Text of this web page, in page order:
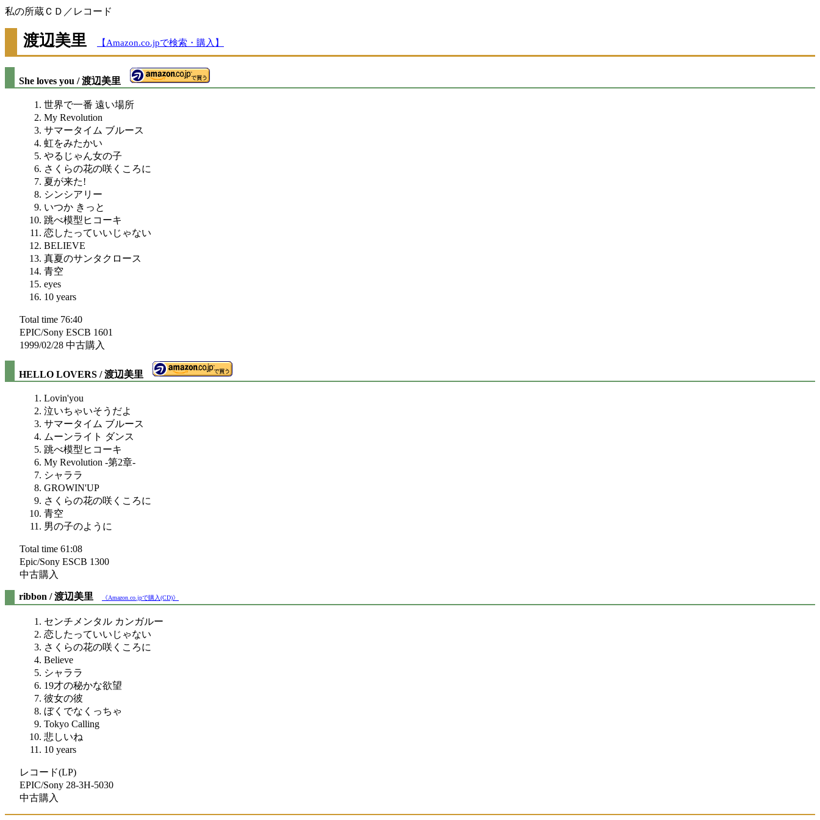
私の所蔵ＣＤ／レコード
渡辺美里 【Amazon.co.jpで検索・購入】
She loves you / 渡辺美里
世界で一番 遠い場所
My Revolution
サマータイム ブルース
虹をみたかい
やるじゃん女の子
さくらの花の咲くころに
夏が来た!
シンシアリー
いつか きっと
跳べ模型ヒコーキ
恋したっていいじゃない
BELIEVE
真夏のサンタクロース
青空
eyes
10 years
Total time 76:40
EPIC/Sony ESCB 1601
1999/02/28 中古購入
HELLO LOVERS / 渡辺美里
Lovin'you
泣いちゃいそうだよ
サマータイム ブルース
ムーンライト ダンス
跳べ模型ヒコーキ
My Revolution -第2章-
シャララ
GROWIN'UP
さくらの花の咲くころに
青空
男の子のように
Total time 61:08
Epic/Sony ESCB 1300
中古購入
ribbon / 渡辺美里 《Amazon.co.jpで購入(CD)》
センチメンタル カンガルー
恋したっていいじゃない
さくらの花の咲くころに
Believe
シャララ
19才の秘かな欲望
彼女の彼
ぼくでなくっちゃ
Tokyo Calling
悲しいね
10 years
レコード(LP)
EPIC/Sony 28-3H-5030
中古購入